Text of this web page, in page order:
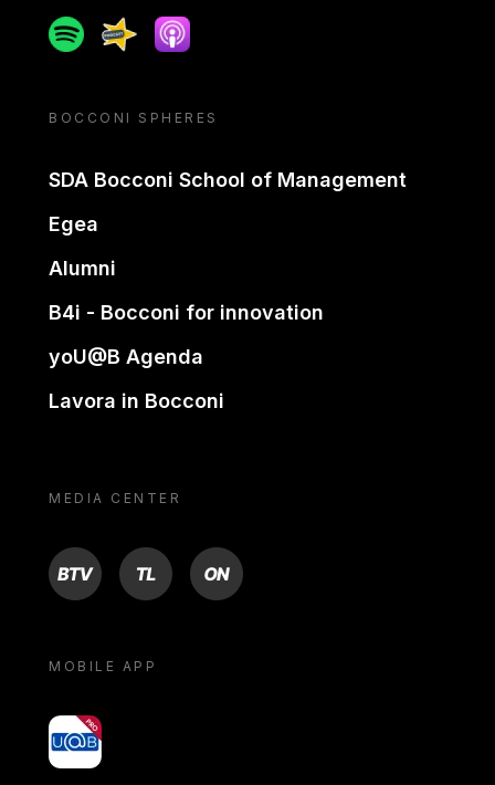
SpotifySpreakerApple podcast
BOCCONI SPHERES
SDA Bocconi School of Management
Egea
Alumni
B4i - Bocconi for innovation
yoU@B Agenda
Lavora in Bocconi
MEDIA CENTER
BTV TL ON
MOBILE APP
yoU@B